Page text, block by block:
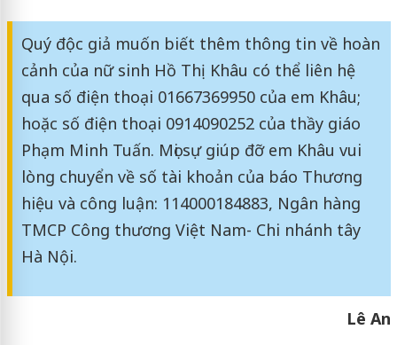
Quý độc giả muốn biết thêm thông tin về hoàn
cảnh của nữ sinh Hồ Thị Khâu có thể liên hệ
qua số điện thoại 01667369950 của em Khâu;
hoặc số điện thoại 0914090252 của thầy giáo
Phạm Minh Tuấn. Mọi sự giúp đỡ em Khâu vui
lòng chuyển về số tài khoản của báo Thương
hiệu và công luận: 114000184883, Ngân hàng
TMCP Công thương Việt Nam- Chi nhánh tây
Hà Nội.
Lê An